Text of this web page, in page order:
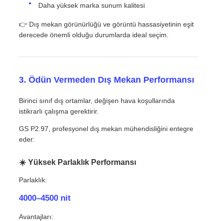
Daha yüksek marka sunum kalitesi
👉 Dış mekan görünürlüğü ve görüntü hassasiyetinin eşit
derecede önemli olduğu durumlarda ideal seçim.
3. Ödün Vermeden Dış Mekan Performansı
Birinci sınıf dış ortamlar, değişen hava koşullarında
istikrarlı çalışma gerektirir.
GS P2.97, profesyonel dış mekan mühendisliğini entegre
eder:
☀️ Yüksek Parlaklık Performansı
Parlaklık:
4000–4500 nit
Avantajları: